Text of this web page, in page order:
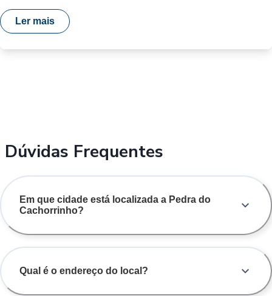
Ler mais
Dúvidas Frequentes
Em que cidade está localizada a Pedra do
Cachorrinho?
Qual é o endereço do local?